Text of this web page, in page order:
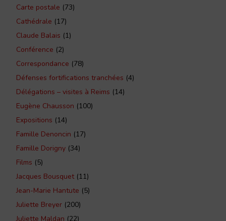
Carte postale (73)
Cathédrale (17)
Claude Balais (1)
Conférence (2)
Correspondance (78)
Défenses fortifications tranchées (4)
Délégations – visites à Reims (14)
Eugène Chausson (100)
Expositions (14)
Famille Denoncin (17)
Famille Dorigny (34)
Films (5)
Jacques Bousquet(11)
Jean-Marie Hantute (5)
Juliette Breyer (200)
Juliette Maldan (22)